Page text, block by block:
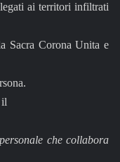
ai territori infiltrati
Sacra Corona Unita e
il
che collabora